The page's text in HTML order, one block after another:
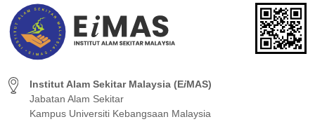
Institut Alam Sekitar Malaysia (EiMAS)
Jabatan Alam Sekitar
Kampus Universiti Kebangsaan Malaysia